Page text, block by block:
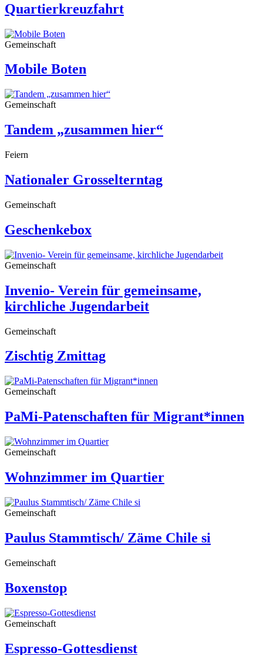
Quartierkreuzfahrt
Gemeinschaft
Mobile Boten
Gemeinschaft
Tandem „zusammen hier“
Feiern
Nationaler Grosselterntag
Gemeinschaft
Geschenkebox
Gemeinschaft
Invenio- Verein für gemeinsame,
kirchliche Jugendarbeit
Gemeinschaft
Zischtig Zmittag
Gemeinschaft
PaMi-Patenschaften für Migrant*innen
Gemeinschaft
Wohnzimmer im Quartier
Gemeinschaft
Paulus Stammtisch/ Zäme Chile si
Gemeinschaft
Boxenstop
Gemeinschaft
Espresso-Gottesdienst